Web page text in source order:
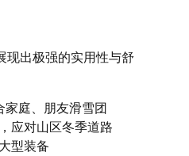
出极强的实用性与舒
庭、朋友滑雪团
应对山区冬季道路
型装备